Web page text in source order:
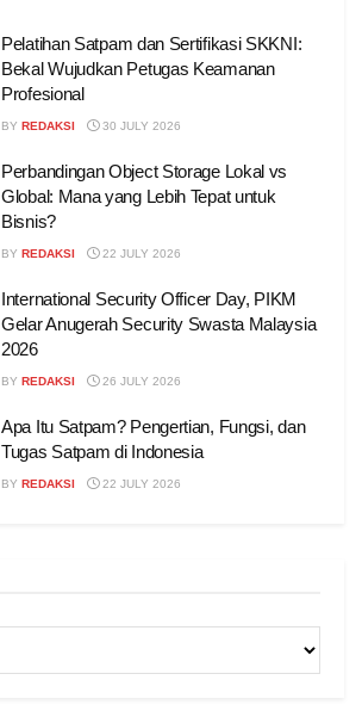
Pelatihan Satpam dan Sertifikasi SKKNI:
Bekal Wujudkan Petugas Keamanan
Profesional
BY REDAKSI 30 JULY 2026
Perbandingan Object Storage Lokal vs
Global: Mana yang Lebih Tepat untuk
Bisnis?
BY REDAKSI 22 JULY 2026
International Security Officer Day, PIKM
Gelar Anugerah Security Swasta Malaysia
2026
BY REDAKSI 26 JULY 2026
Apa Itu Satpam? Pengertian, Fungsi, dan
Tugas Satpam di Indonesia
BY REDAKSI 22 JULY 2026